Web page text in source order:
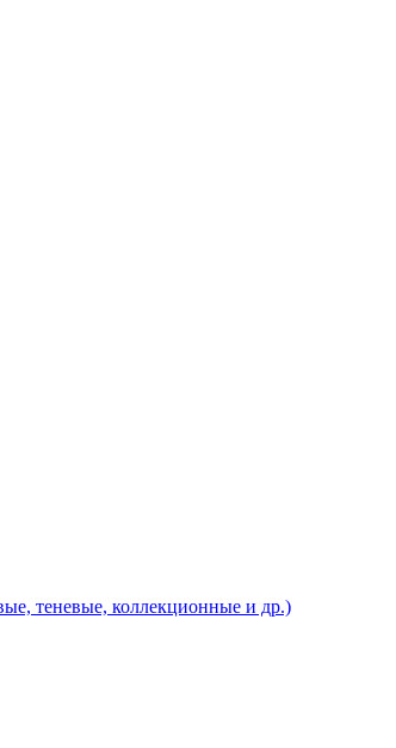
теневые, коллекционные и др.)